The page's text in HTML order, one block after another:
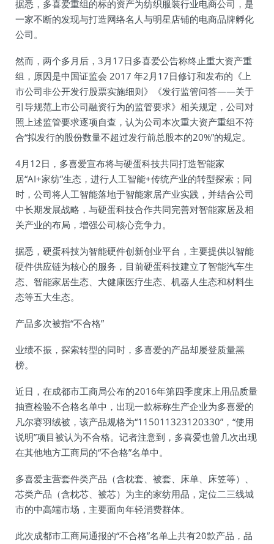
据悉，多喜爱重组的标的资产为纺织服装行业电商公司，是
一家不断的发现与打造网络名人与明星店铺的电商品牌孵化
公司。
然而，两个多月后，3月17日多喜爱公告称终止重大资产重
组，原因是中国证监会 2017 年2月17日修订和发布的《上
市公司非公开发行股票实施细则》《发行监管问答——关于
引导规范上市公司融资行为的监管要求》相关规定，公司对
照上述监管要求逐项自查，认为公司本次重大资产重组不符
合“拟发行的股份数量不超过发行前总股本的20%”的规定。
4月12日，多喜爱宣布将与硬蛋科技共同打造智能家
居“AI+家纺”生态，进行人工智能+传统产业的转型探索；同
时，公司将人工智能落地于智能家居产业实践，并结合公司
中长期发展战略，与硬蛋科技合作共同完善对智能家居及相
关产业的布局，增强公司核心竞争力。
据悉，硬蛋科技为智能硬件创新创业平台，主要提供以智能
硬件供应链为核心的服务，目前硬蛋科技建立了智能汽车生
态、智能家居生态、大健康医疗生态、机器人生态和材料生
态等五大生态。
产品多次被指“不合格”
业绩不振，探索转型的同时，多喜爱的产品却屡登质量黑
榜。
近日，在成都市工商局公布的2016年第四季度床上用品质量
抽查检验不合格名单中，出现一款标称生产企业为多喜爱的
凡尔赛羽绒被，该产品规格为“115011323120330”，“使用
说明”项目被认为不合格。记者注意到，多喜爱也曾几次出现
在其他地方工商局的“不合格”名单中。
多喜爱主营套件类产品（含枕套、被套、床单、床笠等）、
芯类产品（含枕芯、被芯）为主的家纺用品，定位二三线城
市的中高端市场，主要面向年轻消费群体。
此次成都市工商局通报的“不合格”名单上共有20款产品，品